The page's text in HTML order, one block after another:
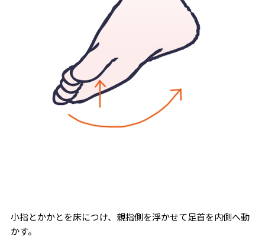
小指とかかとを床につけ、親指側を浮かせて足首を内側へ動
かす。